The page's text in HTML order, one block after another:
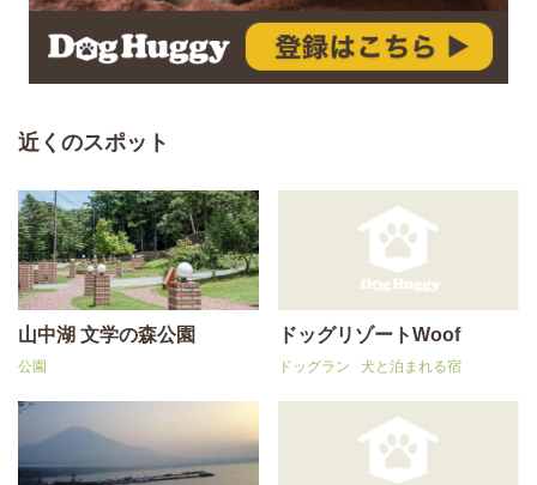
近くのスポット
山中湖 文学の森公園
公園
ドッグリゾートWoof
ドッグラン 犬と泊まれる宿